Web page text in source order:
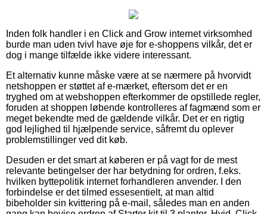
Inden folk handler i en Click and Grow internet virksomhed
burde man uden tvivl have øje for e-shoppens vilkår, det er
dog i mange tilfælde ikke videre interessant.
Et alternativ kunne måske være at se nærmere på hvorvidt
netshoppen er støttet af e-mærket, eftersom det er en
tryghed om at webshoppen efterkommer de opstillede regler,
foruden at shoppen løbende kontrolleres af fagmænd som er
meget bekendte med de gældende vilkår. Det er en rigtig
god lejlighed til hjælpende service, såfremt du oplever
problemstillinger ved dit køb.
Desuden er det smart at køberen er på vagt for de mest
relevante betingelser der har betydning for ordren, f.eks.
hvilken byttepolitik internet forhandleren anvender. I den
forbindelse er det tilmed essesentielt, at man altid
bibeholder sin kvittering på e-mail, således man en anden